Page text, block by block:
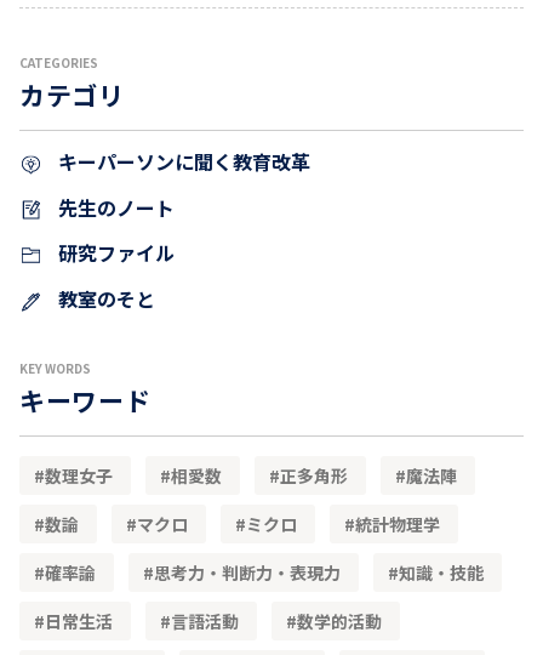
CATEGORIES
カテゴリ
キーパーソンに聞く教育改革
先生のノート
研究ファイル
教室のそと
KEY WORDS
キーワード
数理女子 相愛数 正多角形
魔法陣
数論
マクロ ミクロ
統計物理学
確率論
思考力・判断力・表現力
知識・技能
日常生活
言語活動
数学的活動